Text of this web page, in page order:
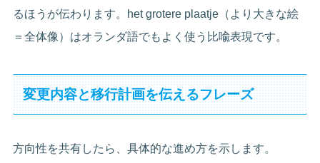
るほうが伝わります。het grotere plaatje（より大きな絵
＝全体像）はオランダ語でもよく使う比喩表現です。
変更内容と移行計画を伝えるフレーズ
方向性を共有したら、具体的な進め方を示します。